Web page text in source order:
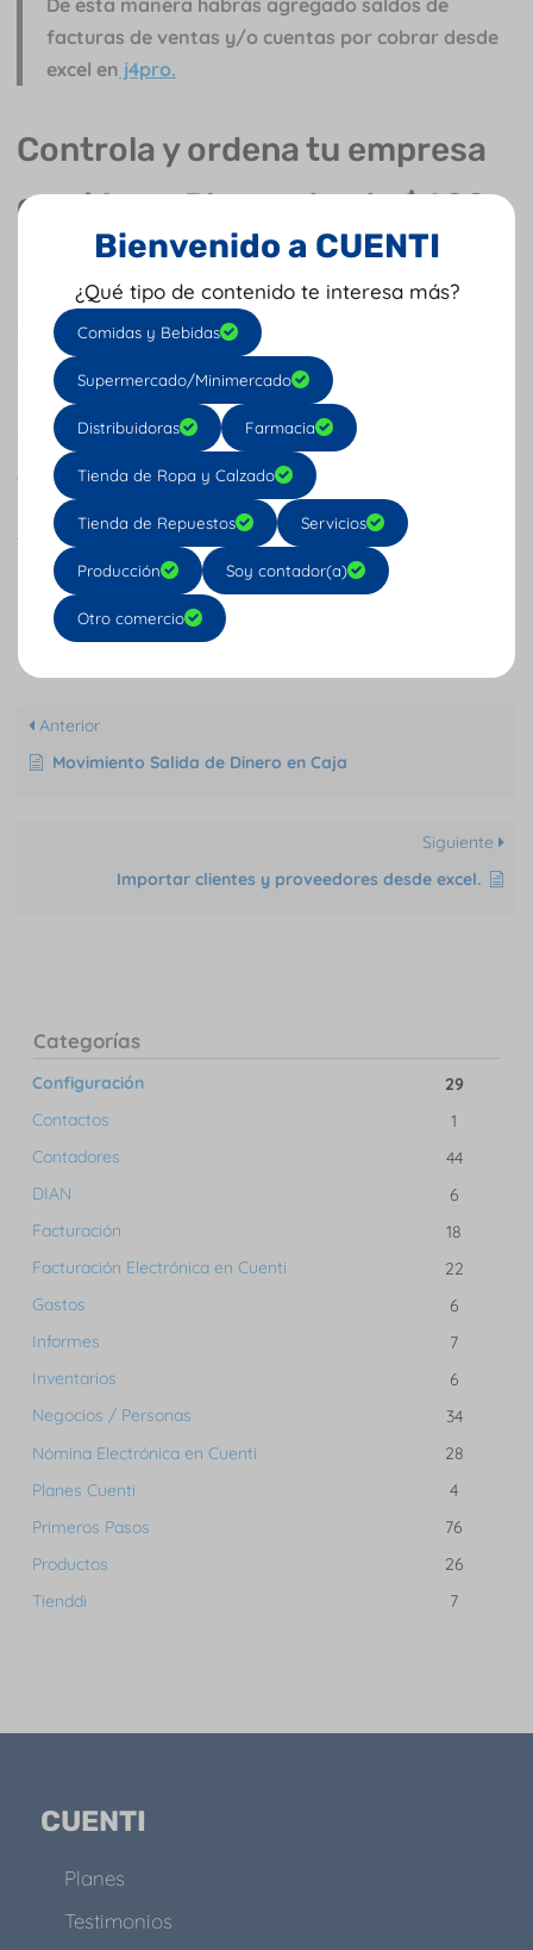
facturas de ventas y/o cuentas por cobrar desde
excel en j4pro.
Controla y ordena tu empresa
con j4pro ¡Planes desde $600
pesos diarios!
Software contable y de facturación
de administrar tu negocio desde cualquier dispositivo
móvil y lugar del mundo.
Tenemos soluciones administrativas en
contabilidad que permite a las micro, pequeñas y
medianas empresas disfrutar todas las ventajas que
tienen las grandes.
Tu opinión nos importa: califica AQUÍ
Anterior
Movimiento Salida de Dinero en Caja
Siguiente
Importar clientes y proveedores desde excel.
Categorías
Configuración
29
Contactos
1
Contadores
44
DIAN
6
Facturación
18
Facturación Electrónica en Cuenti
22
Gastos
6
Informes
7
Inventarios
6
Negocios / Personas
34
Nómina Electrónica en Cuenti
28
Planes Cuenti
4
Primeros Pasos
76
Productos
26
Tienddi
7
CUENTI
Planes
Testimonios
Bienvenido a CUENTI
¿Qué tipo de contenido te interesa más?
Comidas y Bebidas
Supermercado/Minimercado
Distribuidoras Farmacia
Tienda de Ropa y Calzado
Tienda de Repuestos Servicios
Producción Soy contador(a)
Otro comercio